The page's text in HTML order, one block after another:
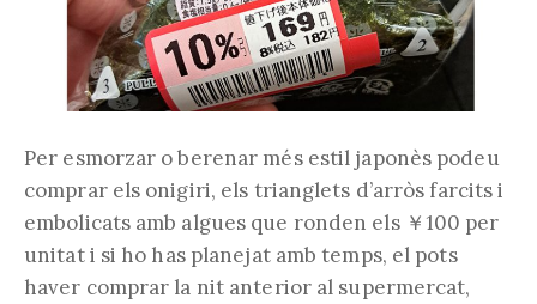
Per esmorzar o berenar més estil japonès podeu
comprar els onigiri, els trianglets d’arròs farcits i
embolicats amb algues que ronden els ￥100 per
unitat i si ho has planejat amb temps, el pots
haver comprar la nit anterior al supermercat,